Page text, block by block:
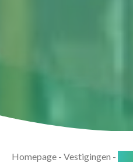
Homepage - Vestigingen -